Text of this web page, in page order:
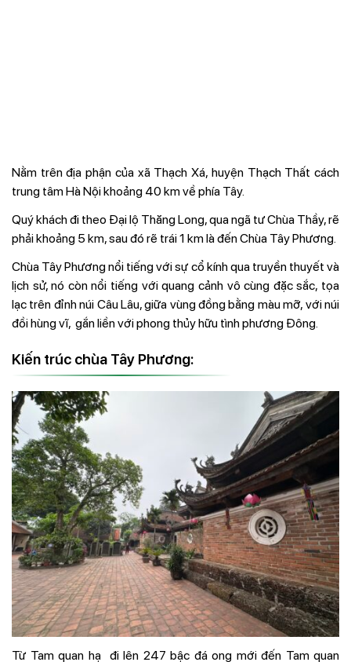
Nằm trên địa phận của xã Thạch Xá, huyện Thạch Thất cách
trung tâm Hà Nội khoảng 40 km về phía Tây.
Quý khách đi theo Đại lộ Thăng Long, qua ngã tư Chùa Thầy, rẽ
phải khoảng 5 km, sau đó rẽ trái 1 km là đến Chùa Tây Phương.
Chùa Tây Phương nổi tiếng với sự cổ kính qua truyền thuyết và
lịch sử, nó còn nổi tiếng với quang cảnh vô cùng đặc sắc, tọa
lạc trên đỉnh núi Câu Lâu, giữa vùng đồng bằng màu mỡ, với núi
đồi hùng vĩ, gắn liền với phong thủy hữu tình phương Đông.
Kiến trúc chùa Tây Phương:
Từ Tam quan hạ đi lên 247 bậc đá ong mới đến Tam quan